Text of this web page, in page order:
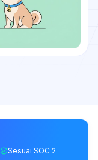
Sesuai SOC 2